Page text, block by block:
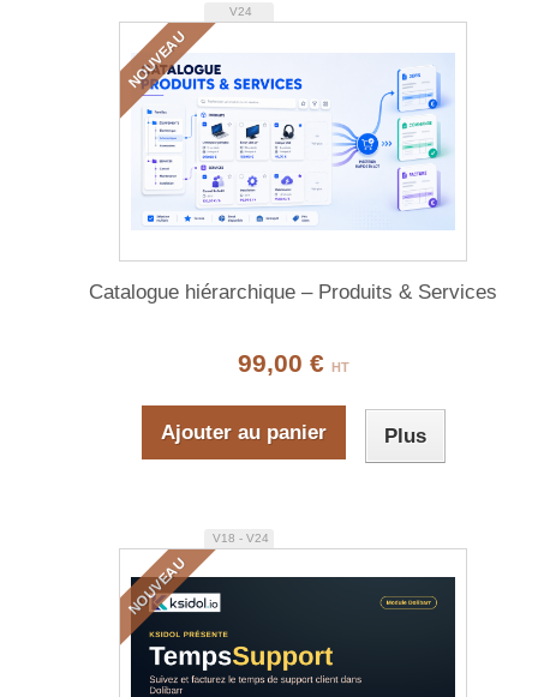
NOUVEAU
V24
Catalogue hiérarchique – Produits & Services
99,00 € HT
Ajouter au panier Plus
NOUVEAU
V18 - V24